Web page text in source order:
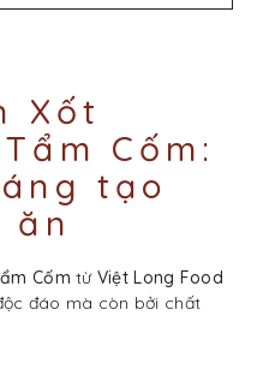
Xốt
Cốm:
tạo
ăn
Cốm từ Việt Long Food
đáo mà còn bởi chất